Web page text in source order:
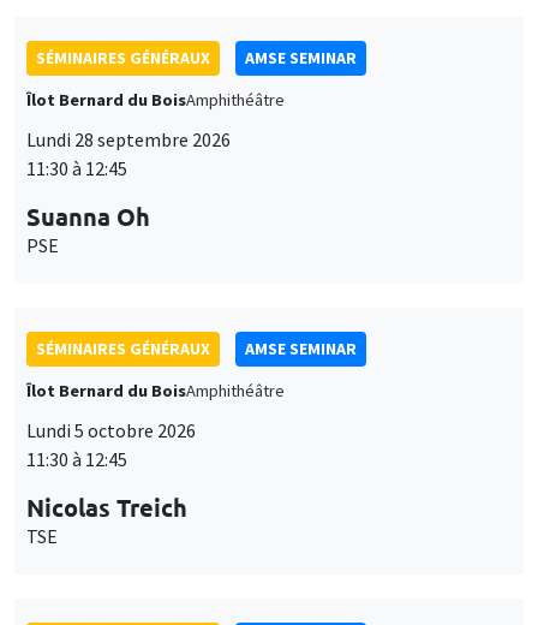
SÉMINAIRES GÉNÉRAUX
AMSE SEMINAR
Îlot Bernard du BoisAmphithéâtre
Lundi 28 septembre 2026
11:30 à 12:45
Suanna Oh
PSE
SÉMINAIRES GÉNÉRAUX
AMSE SEMINAR
Îlot Bernard du BoisAmphithéâtre
Lundi 5 octobre 2026
11:30 à 12:45
Nicolas Treich
TSE